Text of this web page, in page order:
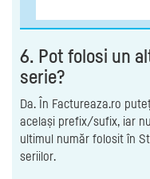
6. Pot folosi un
serie?
Da. În Factureaza.ro
același prefix/sufix, iar
ultimul număr folosit în
seriilor.